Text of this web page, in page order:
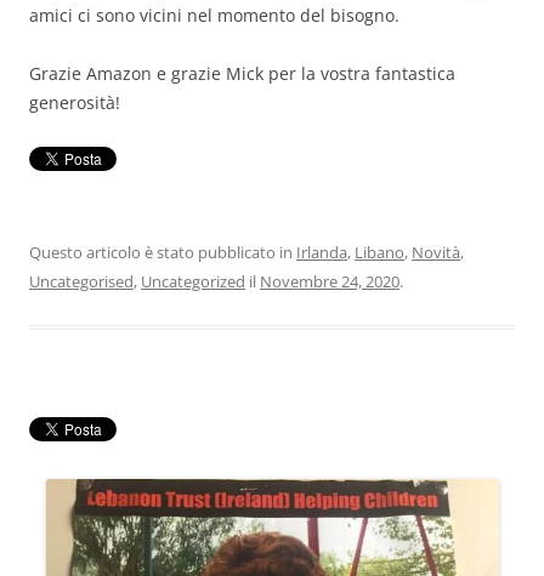
amici ci sono vicini nel momento del bisogno.
Grazie Amazon e grazie Mick per la vostra fantastica
generosità!
Questo articolo è stato pubblicato in Irlanda, Libano, Novità,
Uncategorised, Uncategorized il Novembre 24, 2020.